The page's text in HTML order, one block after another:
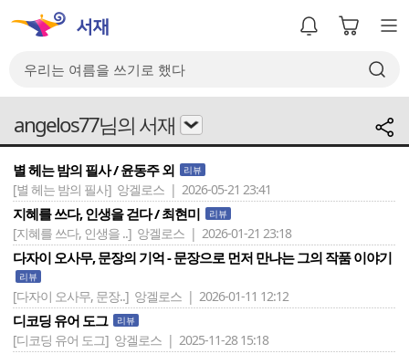
angelos77님의 서재
별 헤는 밤의 필사 / 윤동주 외 리뷰
[별 헤는 밤의 필사] 앙겔로스 | 2026-05-21 23:41
지혜를 쓰다, 인생을 걷다 / 최현미 리뷰
[지혜를 쓰다, 인생을 ..] 앙겔로스 | 2026-01-21 23:18
다자이 오사무, 문장의 기억 - 문장으로 먼저 만나는 그의 작품 이야기
리뷰
[다자이 오사무, 문장..] 앙겔로스 | 2026-01-11 12:12
디코딩 유어 도그 리뷰
[디코딩 유어 도그] 앙겔로스 | 2025-11-28 15:18